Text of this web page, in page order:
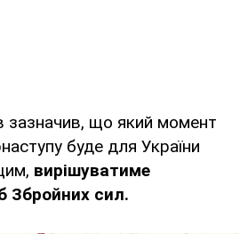
зазначив, що який момент
буде для України
вирішуватиме
Збройних сил.